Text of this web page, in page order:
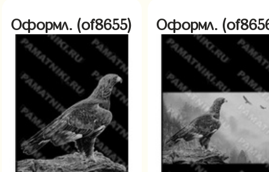
Оформл. (of8655) Оформл.